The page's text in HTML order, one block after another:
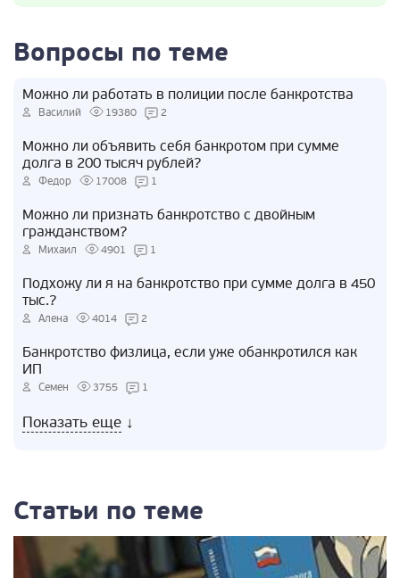
Вопросы по теме
Можно ли работать в полиции после банкротства
Василий 19380 2
Можно ли объявить себя банкротом при сумме
долга в 200 тысяч рублей?
Федор 17008 1
Можно ли признать банкротство с двойным
гражданством?
Михаил 4901 1
Подхожу ли я на банкротство при сумме долга в 450
тыс.?
Алена 4014 2
Банкротство физлица, если уже обанкротился как
ИП
Семен 3755 1
Показать еще ↓
Статьи по теме